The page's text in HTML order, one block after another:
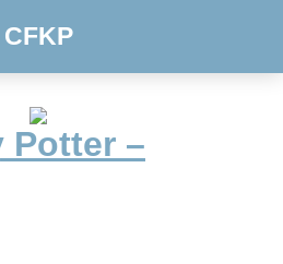
CFKP
Potter –